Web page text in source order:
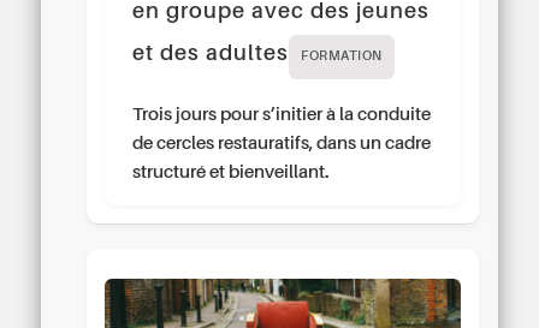
en groupe avec des jeunes
et des adultes
FORMATION
Trois jours pour s’initier à la conduite
de cercles restauratifs, dans un cadre
structuré et bienveillant.